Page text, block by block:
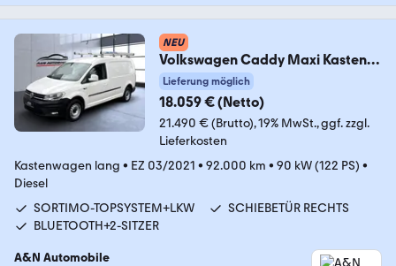
NEU
Volkswagen Caddy Maxi Kasten
Trendline
4Motion+KLIMA+AHK+1H
Lieferung möglich
18.059 € (Netto)
21.490 € (Brutto) 19% MwSt. ggf. zzgl.
Lieferkosten
Kastenwagen lang • EZ 03/2021 • 92.000 km • 90 kW (122 PS) •
Diesel
SORTIMO-TOPSYSTEM+LKW
SCHIEBETÜR RECHTS
BLUETOOTH+2-SITZER
A&N Automobile